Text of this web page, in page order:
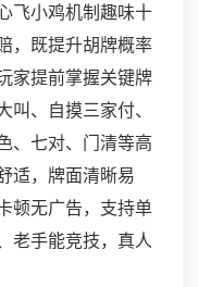
飞小鸡机制趣味十
，既提升胡牌概率
家提前掌握关键牌
、自摸三家付、
、七对、门清等高
适，牌面清晰易
顿无广告，支持单
老手能竞技，真人